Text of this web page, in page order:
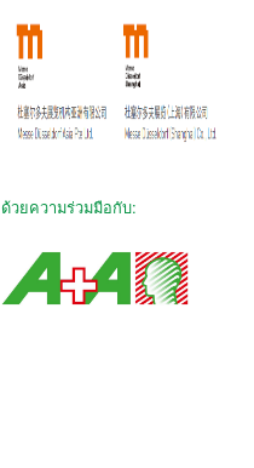
ด้วยความร่วมมือกับ: